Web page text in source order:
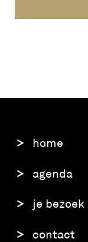
home
agenda
je bezoek
contact